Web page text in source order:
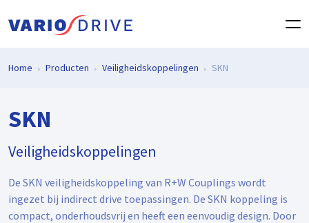
Home Producten Veiligheidskoppelingen SKN
SKN
Veiligheidskoppelingen
De SKN veiligheidskoppeling van R+W Couplings wordt
ingezet bij indirect drive toepassingen. De SKN koppeling is
compact, onderhoudsvrij en heeft een eenvoudig design. Door